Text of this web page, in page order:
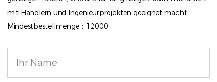
entwickelt, um ein Verstopfen der Poren zu
vermeiden. Er lässt Ihre Haut atmen und sieht
gleichzeitig makellos aus.
tierversuchsfrei und Leaping Bunny-zertifiziert, was
mit Händlern und Ingenieurprojekten geeignet macht.
Mindestbestellmenge：12000